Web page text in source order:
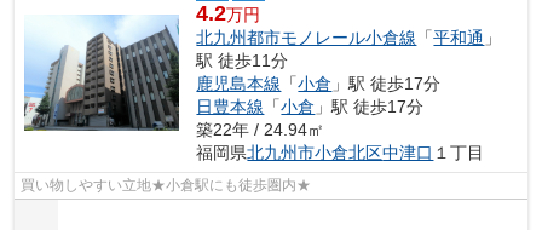
4.2万円
北九州都市モノレール小倉線 「平和通 」
駅 徒歩11分
鹿児島本線 「小倉 」駅 徒歩17分
日豊本線 「小倉 」駅 徒歩17分
築22年 / 24.94㎡
福岡県北九州市小倉北区中津口 １丁目
買い物しやすい立地★小倉駅にも徒歩圏内★